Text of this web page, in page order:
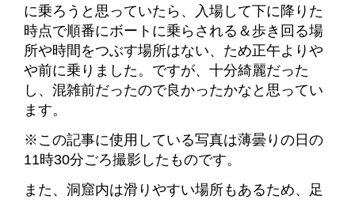
に乗ろうと思っていたら、入場して下に降りた
時点で順番にボートに乗らされる＆歩き回る場
所や時間をつぶす場所はない、ため正午よりや
や前に乗りました。ですが、十分綺麗だった
し、混雑前だったので良かったかなと思ってい
ます。
※この記事に使用している写真は薄曇りの日の
11時30分ごろ撮影したものです。
また、洞窟内は滑りやすい場所もあるため、足